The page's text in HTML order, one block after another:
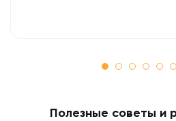
Полезные советы и